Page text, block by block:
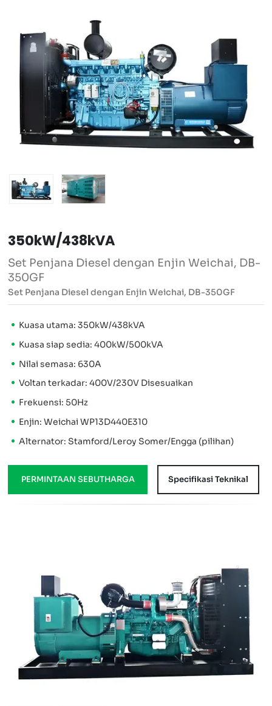
350kW/438kVA
Set Penjana Diesel dengan Enjin Weichai, DB-
350GF
Set Penjana Diesel dengan Enjin Weichai, DB-350GF
Kuasa utama: 350kW/438kVA
Kuasa siap sedia: 400kW/500kVA
Nilai semasa: 630A
Voltan terkadar: 400V/230V Disesuaikan
Frekuensi: 50Hz
Enjin: Weichai WP13D440E310
Alternator: Stamford/Leroy Somer/Engga (pilihan)
PERMINTAAN SEBUTHARGA Specifikasi Teknikal